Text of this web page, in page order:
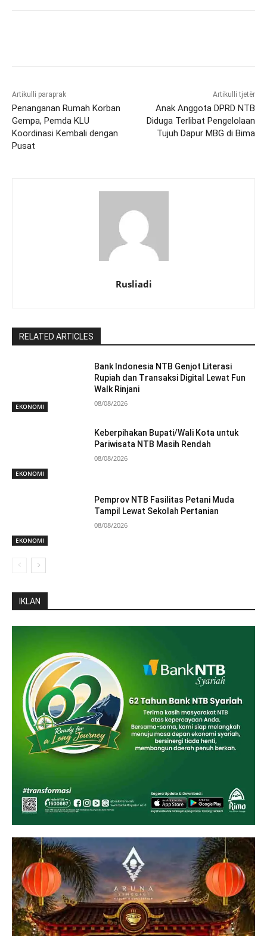
Artikulli paraprak
Penanganan Rumah Korban
Gempa, Pemda KLU
Koordinasi Kembali dengan
Pusat
Artikulli tjetër
Anak Anggota DPRD NTB
Diduga Terlibat Pengelolaan
Tujuh Dapur MBG di Bima
Rusliadi
RELATED ARTICLES
EKONOMI
Bank Indonesia NTB Genjot Literasi
Rupiah dan Transaksi Digital Lewat Fun
Walk Rinjani
08/08/2026
EKONOMI
Keberpihakan Bupati/Wali Kota untuk
Pariwisata NTB Masih Rendah
08/08/2026
EKONOMI
Pemprov NTB Fasilitas Petani Muda
Tampil Lewat Sekolah Pertanian
08/08/2026
IKLAN